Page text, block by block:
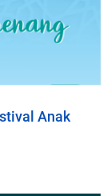
Anak